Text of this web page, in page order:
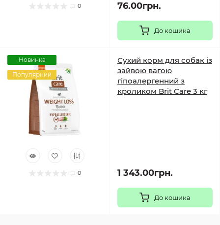
0 76.00грн.
До кошика
Новинка
Популярний
0
Сухий корм для собак із
зайвою вагою
гіпоалергенний з
кроликом Brit Care 3 кг
1 343.00грн.
До кошика